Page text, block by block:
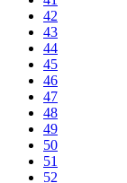
42
43
44
45
46
47
48
49
50
51
52